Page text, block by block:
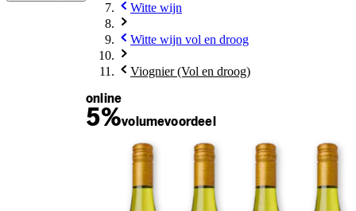
Witte wijn
Witte wijn vol en droog
Viognier (Vol en droog)
online
5%volumevoordeel